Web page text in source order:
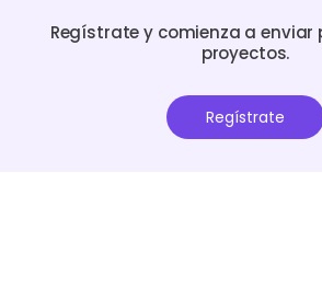
Regístrate y comienza a enviar
proyectos.
Regístrate